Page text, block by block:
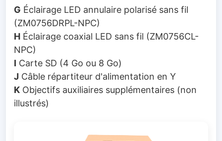
G Éclairage LED annulaire polarisé sans fil
(ZM0756DRPL-NPC)
H Éclairage coaxial LED sans fil (ZM0756CL-
NPC)
I Carte SD (4 Go ou 8 Go)
J Câble répartiteur d'alimentation en Y
K Objectifs auxiliaires supplémentaires (non
illustrés)